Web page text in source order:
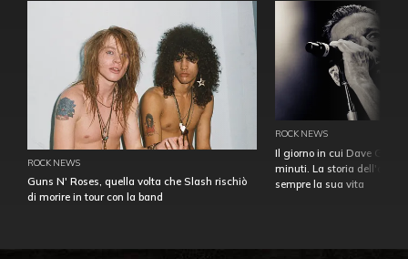
ROCK NEWS
Guns N' Roses, quella volta che Slash rischiò
di morire in tour con la band
ROCK NEWS
Il giorno in cui Dave
minuti. La storia
sempre la sua vita